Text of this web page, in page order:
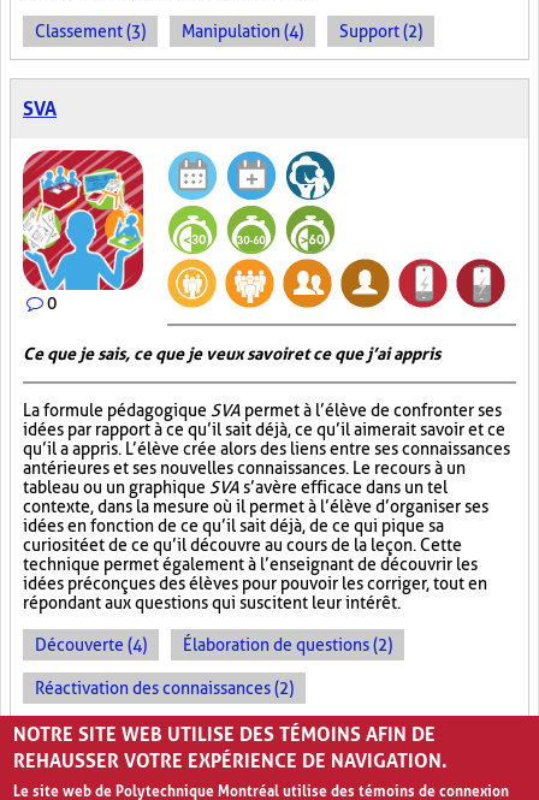
Classement (3) Manipulation (4) Support (2)
SVA
0
Ce que je sais, ce que je veux savoir et ce que j’ai appris
La formule pédagogique SVA permet à l’élève de confronter ses
idées par rapport à ce qu’il sait déjà, ce qu’il aimerait savoir et ce
qu’il a appris. L’élève crée alors des liens entre ses connaissances
antérieures et ses nouvelles connaissances. Le recours à un
tableau ou un graphique SVA s’avère efficace dans un tel
contexte, dans la mesure où il permet à l’élève d’organiser ses
idées en fonction de ce qu’il sait déjà, de ce qui pique sa
curiosité et de ce qu’il découvre au cours de la leçon. Cette
technique permet également à l’enseignant de découvrir les
idées préconçues des élèves pour pouvoir les corriger, tout en
répondant aux questions qui suscitent leur intérêt.
Découverte (4) Élaboration de questions (2)
Réactivation des connaissances (2)
Évolution des apprentissages (2)
NOTRE SITE WEB UTILISE DES TÉMOINS AFIN DE
REHAUSSER VOTRE EXPÉRIENCE DE NAVIGATION.
Le site web de Polytechnique Montréal utilise des témoins de connexion